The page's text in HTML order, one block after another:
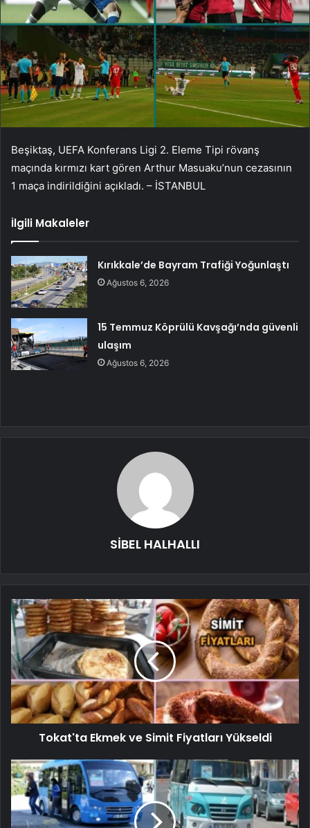
Beşiktaş, UEFA Konferans Ligi 2. Eleme Tipi rövanş
maçında kırmızı kart gören Arthur Masuaku’nun cezasının
1 maça indirildiğini açıkladı. – İSTANBUL
İlgili Makaleler
Kırıkkale’de Bayram Trafiği Yoğunlaştı
Ağustos 6, 2026
15 Temmuz Köprülü Kavşağı’nda güvenli
ulaşım
Ağustos 6, 2026
SİBEL HALHALLI
Tokat'ta Ekmek ve Simit Fiyatları Yükseldi